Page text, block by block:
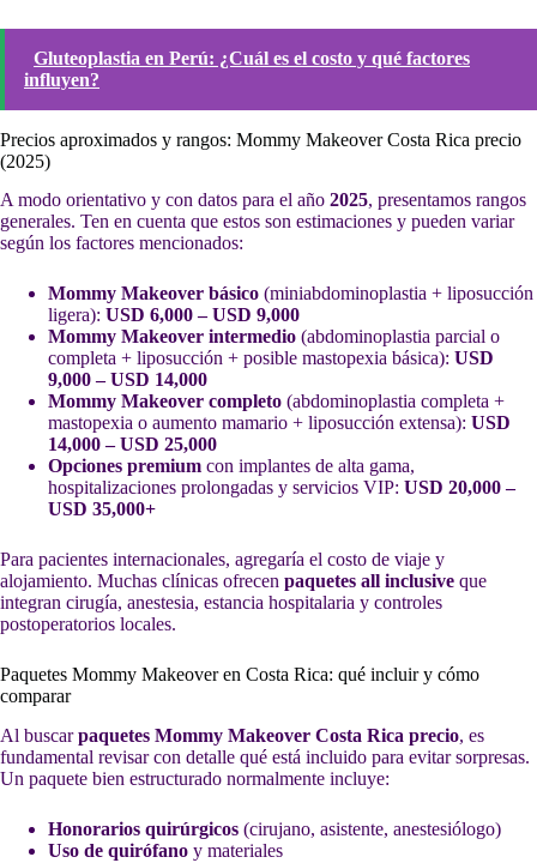
Gluteoplastia en Perú: ¿Cuál es el costo y qué factores
influyen?
Precios aproximados y rangos: Mommy Makeover Costa Rica precio
(2025)
A modo orientativo y con datos para el año 2025, presentamos rangos
generales. Ten en cuenta que estos son estimaciones y pueden variar
según los factores mencionados:
Mommy Makeover básico (miniabdominoplastia + liposucción
ligera): USD 6,000 – USD 9,000
Mommy Makeover intermedio (abdominoplastia parcial o
completa + liposucción + posible mastopexia básica): USD
9,000 – USD 14,000
Mommy Makeover completo (abdominoplastia completa +
mastopexia o aumento mamario + liposucción extensa): USD
14,000 – USD 25,000
Opciones premium con implantes de alta gama,
hospitalizaciones prolongadas y servicios VIP: USD 20,000 –
USD 35,000+
Para pacientes internacionales, agregaría el costo de viaje y
alojamiento. Muchas clínicas ofrecen paquetes all inclusive que
integran cirugía, anestesia, estancia hospitalaria y controles
postoperatorios locales.
Paquetes Mommy Makeover en Costa Rica: qué incluir y cómo
comparar
Al buscarpaquetes Mommy Makeover Costa Rica precio, es
fundamental revisar con detalle qué está incluido para evitar sorpresas.
Un paquete bien estructurado normalmente incluye:
Honorarios quirúrgicos (cirujano, asistente, anestesiólogo)
Uso de quirófano y materiales